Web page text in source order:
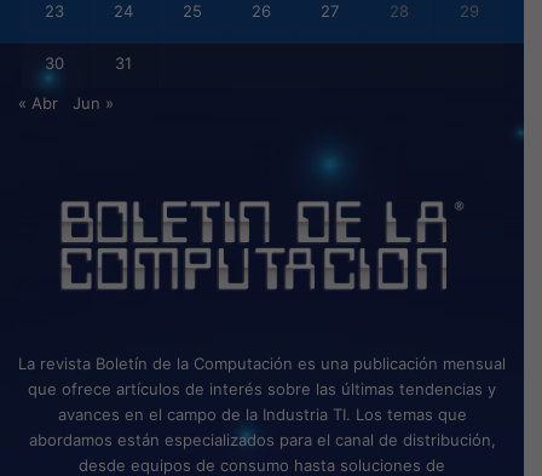
23 24 25 26 27 28 29
30 31
« Abr Jun »
La revista Boletín de la Computación es una publicación mensual
que ofrece artículos de interés sobre las últimas tendencias y
avances en el campo de la Industria TI. Los temas que
abordamos están especializados para el canal de distribución,
desde equipos de consumo hasta soluciones de